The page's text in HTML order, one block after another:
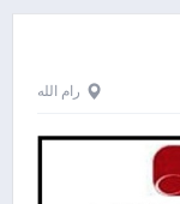
رام الله